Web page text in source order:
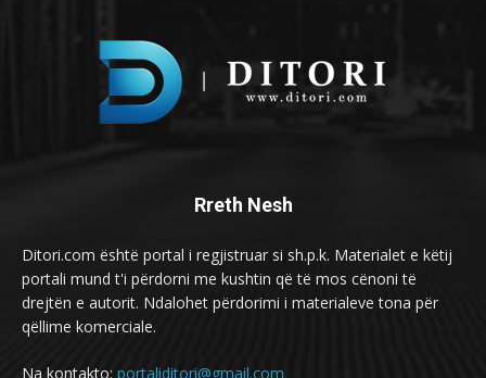
Rreth Nesh
Ditori.com është portal i regjistruar si sh.p.k. Materialet e këtij
portali mund t'i përdorni me kushtin që të mos cënoni të
drejtën e autorit. Ndalohet përdorimi i materialeve tona për
qëllime komerciale.
Na kontakto: portaliditori@gmail.com